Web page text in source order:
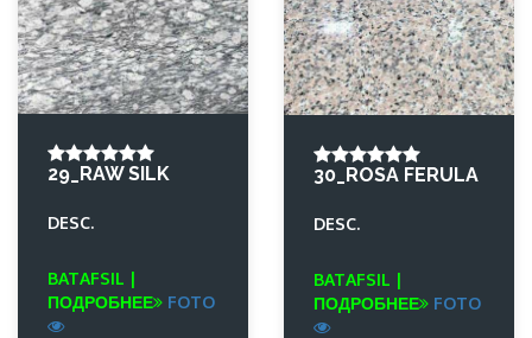
29_RAW SILK
DESC.
BATAFSIL |
ПОДРОБНЕЕ
FOTO
30_ROSA FERULA
DESC.
BATAFSIL |
ПОДРОБНЕЕ
FOTO